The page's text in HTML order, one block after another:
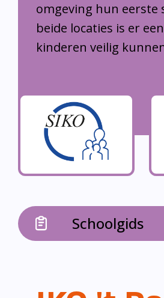
omgeving hun eerste
beide locaties is er
kinderen veilig
Schoolgids